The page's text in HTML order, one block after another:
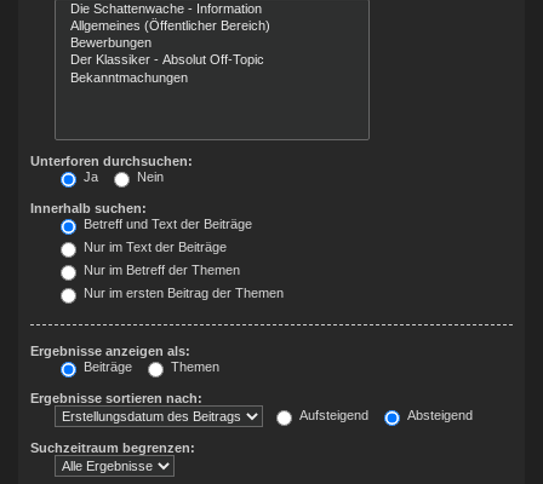
Unterforen durchsuchen:
Ja
Nein
Innerhalb suchen:
Betreff und Text der Beiträge
Nur im Text der Beiträge
Nur im Betreff der Themen
Nur im ersten Beitrag der Themen
Ergebnisse anzeigen als:
Beiträge
Themen
Ergebnisse sortieren nach:
Aufsteigend
Absteigend
Suchzeitraum begrenzen: